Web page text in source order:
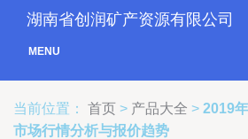
湖南省创润矿产资源有限公司
MENU
当前位置： 首页 > 产品大全 > 2019
市场行情分析与报价趋势